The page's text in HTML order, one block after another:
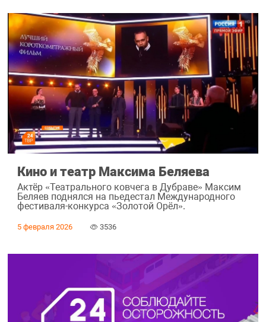
Кино и театр Максима Беляева
Актёр «Театрального ковчега в Дубраве» Максим
Беляев поднялся на пьедестал Международного
фестиваля-конкурса «Золотой Орёл».
5 февраля 2026 3536